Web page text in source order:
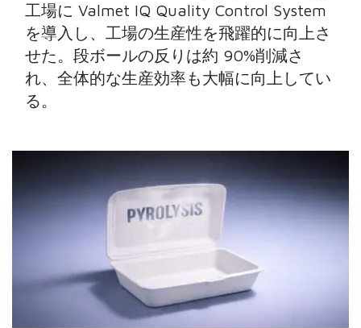
工場に Valmet IQ Quality Control System
を導入し、工場の生産性を飛躍的に向上さ
せた。段ボールの反りは約 90%削減さ
れ、全体的な生産効率も大幅に向上してい
る。